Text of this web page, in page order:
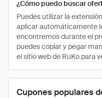
¿Cómo puedo buscar
Puedes utilizar la
aplicar automáticamente
encontremos durante el
puedes copiar y pegar
el sitio web de RuKo para
Cupones populares